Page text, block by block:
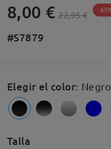
8,00 € 22,95 €
#S7879
Elegir el color:
Talla